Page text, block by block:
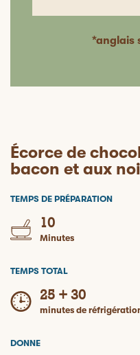
*anglais
Écorce de
bacon et aux
TEMPS DE PRÉPARATION
10
Minutes
TEMPS TOTAL
25 + 30
minutes de
DONNE